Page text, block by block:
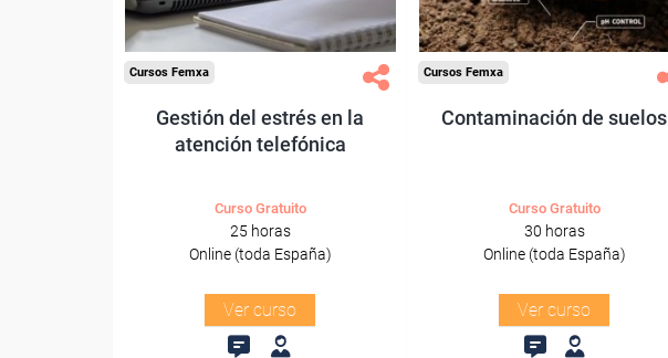
Cursos Femxa
Gestión del estrés en la
atención telefónica
Curso Gratuito
25 horas
Online (toda España)
Ver curso
Cursos Femxa
Contaminación de suelos
Curso Gratuito
30 horas
Online (toda España)
Ver curso